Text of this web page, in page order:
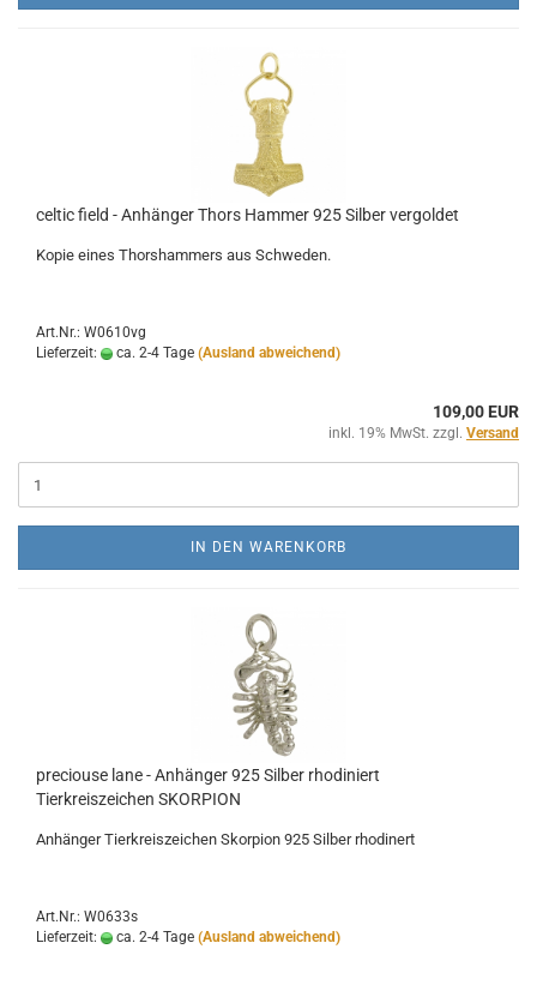
celtic field - Anhänger Thors Hammer 925 Silber vergoldet
Kopie eines Thorshammers aus Schweden.
Art.Nr.: W0610vg
Lieferzeit:
ca. 2-4 Tage (Ausland abweichend)
109,00 EUR
inkl. 19% MwSt. zzgl. Versand
IN DEN WARENKORB
preciouse lane - Anhänger 925 Silber rhodiniert
Tierkreiszeichen SKORPION
Anhänger Tierkreiszeichen Skorpion 925 Silber rhodinert
Art.Nr.: W0633s
Lieferzeit:
ca. 2-4 Tage (Ausland abweichend)